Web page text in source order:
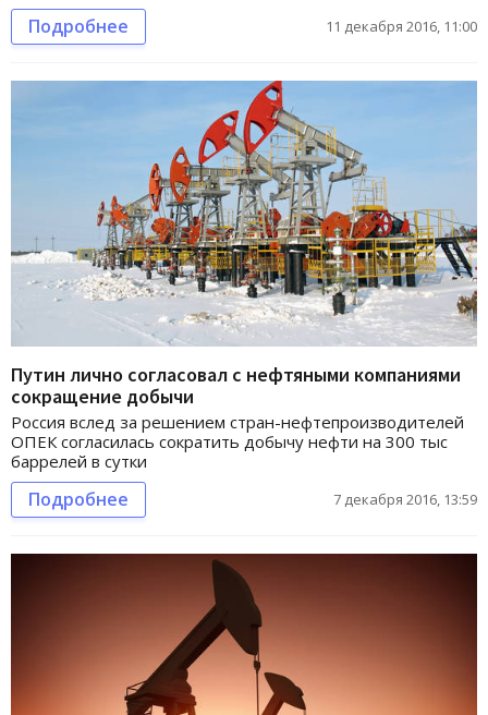
Подробнее 11 декабря 2016, 11:00
Путин лично согласовал с нефтяными компаниями
сокращение добычи
Россия вслед за решением стран-нефтепроизводителей
ОПЕК согласилась сократить добычу нефти на 300 тыс
баррелей в сутки
Подробнее 7 декабря 2016, 13:59